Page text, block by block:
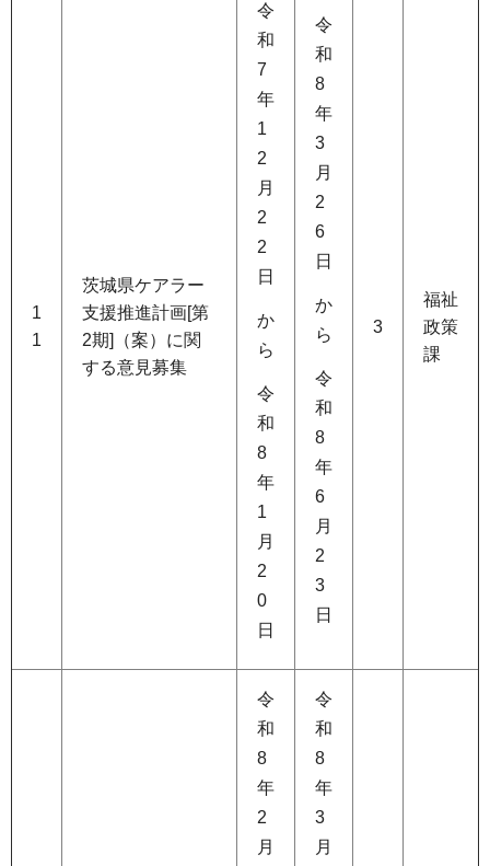
1
1
茨城県ケアラー
支援推進計画[第
2期]（案）に関
する意見募集
令
和
7
年
1
2
月
2
2
日
か
ら
令
和
8
年
1
月
2
0
日
令
和
8
年
3
月
2
6
日
か
ら
令
和
8
年
6
月
2
3
日
3
福祉
政策
課
令
和
8
年
2
月
令
和
8
年
3
月